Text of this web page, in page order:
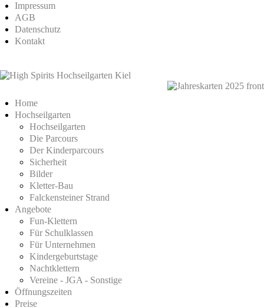
Impressum
AGB
Datenschutz
Kontakt
Home
Hochseilgarten
Hochseilgarten
Die Parcours
Der Kinderparcours
Sicherheit
Bilder
Kletter-Bau
Falckensteiner Strand
Angebote
Fun-Klettern
Für Schulklassen
Für Unternehmen
Kindergeburtstage
Nachtklettern
Vereine - JGA - Sonstige
Öffnungszeiten
Preise